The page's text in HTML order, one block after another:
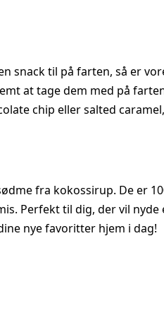
snack til på farten, så er
at tage dem med på
chip eller salted
fra kokossirup. De er
Perfekt til dig, der vil nyde
nye favoritter hjem i dag!